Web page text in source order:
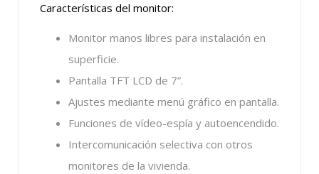
Características del monitor:
Monitor manos libres para instalación en
superficie.
Pantalla TFT LCD de 7”.
Ajustes mediante menú gráfico en pantalla.
Funciones de vídeo-espía y autoencendido.
Intercomunicación selectiva con otros
monitores de la vivienda.